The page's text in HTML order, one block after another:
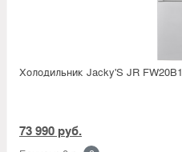
Холодильник Jacky'S JR FW20B1
73 990 руб.